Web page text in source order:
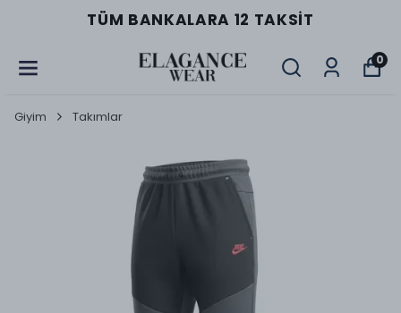
TÜM BANKALARA 12 TAKSIT
0
Giyim Takımlar